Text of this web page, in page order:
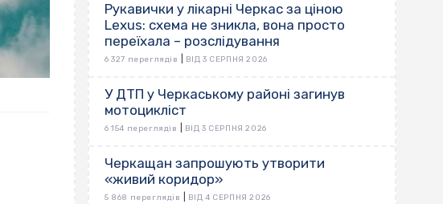
Рукавички у лікарні Черкас за ціною
Lexus: схема не зникла, вона просто
переїхала – розслідування
6 327 переглядів ВІД 3 СЕРПНЯ 2026
У ДТП у Черкаському районі загинув
мотоцикліст
6 154 переглядів ВІД 3 СЕРПНЯ 2026
Черкащан запрошують утворити
«живий коридор»
5 868 переглядів ВІД 4 СЕРПНЯ 2026